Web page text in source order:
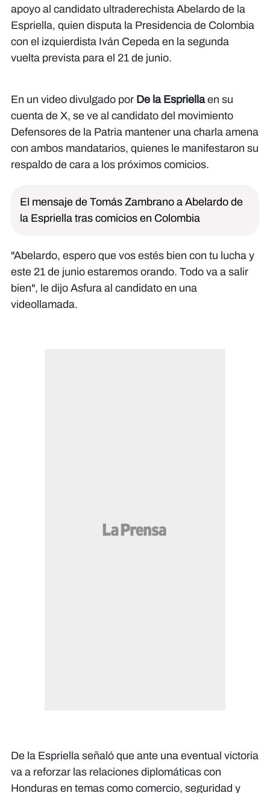
apoyo al candidato ultraderechista Abelardo de la
Espriella, quien disputa la Presidencia de Colombia
con el izquierdista Iván Cepeda en la segunda
vuelta prevista para el 21 de junio.
En un video divulgado por De la Espriellaen su
cuenta de X, se ve al candidato del movimiento
Defensores de la Patria mantener una charla amena
con ambos mandatarios, quienes le manifestaron su
respaldo de cara a los próximos comicios.
El mensaje de Tomás Zambrano a Abelardo de
la Espriella tras comicios en Colombia
"Abelardo, espero que vos estés bien con tu lucha y
este 21 de junio estaremos orando. Todo va a salir
bien", le dijo Asfura al candidato en una
videollamada.
De la Espriella señaló que ante una eventual victoria
va a reforzar las relaciones diplomáticas con
Honduras en temas como comercio, seguridad y